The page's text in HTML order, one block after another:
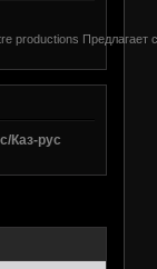
productions Предлагает
Каз-рус